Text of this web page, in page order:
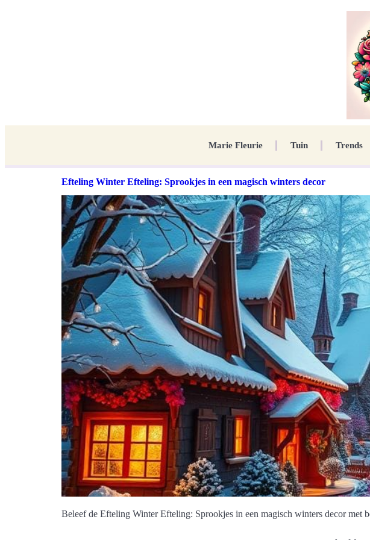
Marie Fleurie Tuin Trends
Efteling Winter Efteling: Sprookjes in een magisch winters decor
Beleef de Efteling Winter Efteling: Sprookjes in een magisch winters decor met